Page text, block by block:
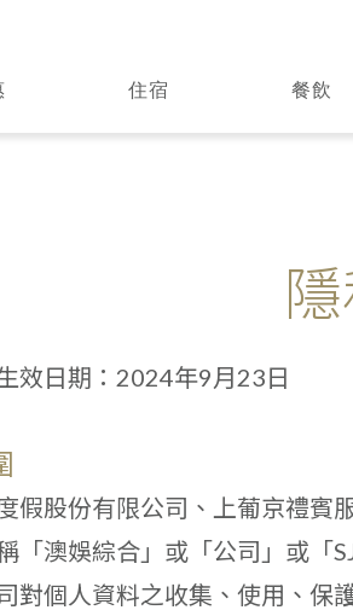
住宿 餐飲
效日期：2024年9月23日
假股份有限公司、上葡京禮賓
「澳娛綜合」或「公司」或「
對個人資料之收集、使用、保